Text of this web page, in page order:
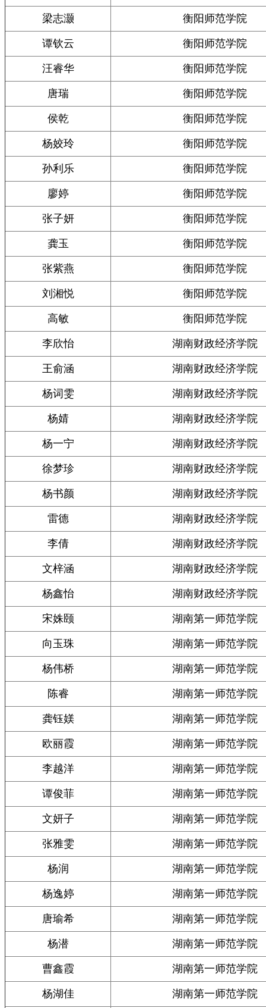
梁志灏 衡阳师范学院
谭钦云 衡阳师范学院
汪睿华 衡阳师范学院
唐瑞 衡阳师范学院
侯乾 衡阳师范学院
杨姣玲 衡阳师范学院
孙利乐 衡阳师范学院
廖婷 衡阳师范学院
张子妍 衡阳师范学院
龚玉 衡阳师范学院
张紫燕 衡阳师范学院
刘湘悦 衡阳师范学院
高敏 衡阳师范学院
李欣怡 湖南财政经济学院
王俞涵 湖南财政经济学院
杨词雯 湖南财政经济学院
杨婧 湖南财政经济学院
杨一宁 湖南财政经济学院
徐梦珍 湖南财政经济学院
杨书颜 湖南财政经济学院
雷德 湖南财政经济学院
李倩 湖南财政经济学院
文梓涵 湖南财政经济学院
杨鑫怡 湖南财政经济学院
宋姝颐 湖南第一师范学院
向玉珠 湖南第一师范学院
杨伟桥 湖南第一师范学院
陈睿 湖南第一师范学院
龚钰媄 湖南第一师范学院
欧丽霞 湖南第一师范学院
李越洋 湖南第一师范学院
谭俊菲 湖南第一师范学院
文妍子 湖南第一师范学院
张雅雯 湖南第一师范学院
杨润 湖南第一师范学院
杨逸婷 湖南第一师范学院
唐瑜希 湖南第一师范学院
杨潜 湖南第一师范学院
曹鑫霞 湖南第一师范学院
杨湖佳 湖南第一师范学院